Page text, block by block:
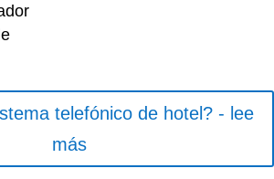
telefónico de hotel? - lee
más